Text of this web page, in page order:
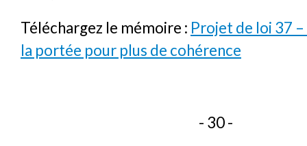
Téléchargez le mémoire : Projet de loi 37
la portée pour plus de cohérence
- 30 -